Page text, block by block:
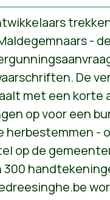
-
De
met een korte
op voor een
herbestemmen -
op de
300